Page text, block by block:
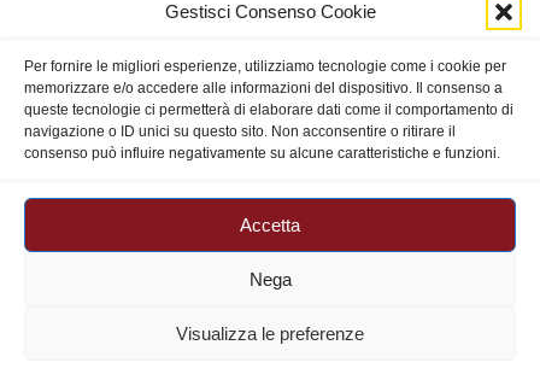
Gestisci Consenso Cookie
Per fornire le migliori esperienze, utilizziamo tecnologie come i cookie per
memorizzare e/o accedere alle informazioni del dispositivo. Il consenso a
queste tecnologie ci permetterà di elaborare dati come il comportamento di
navigazione o ID unici su questo sito. Non acconsentire o ritirare il
consenso può influire negativamente su alcune caratteristiche e funzioni.
Accetta
Nega
Visualizza le preferenze